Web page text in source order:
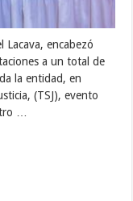
Lacava, encabezó
a un total de
la entidad, en
(TSJ), evento
…